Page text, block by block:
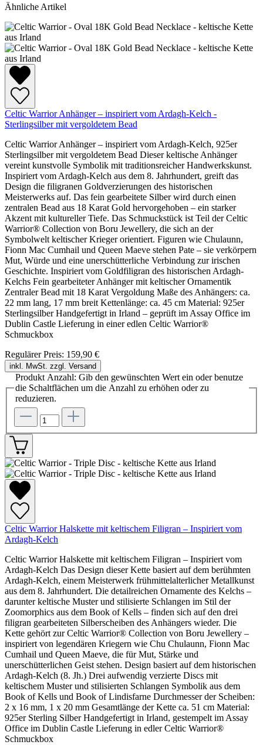
Ähnliche Artikel
Celtic Warrior Anhänger – inspiriert vom Ardagh-Kelch -
Sterlingsilber mit vergoldetem Bead
Celtic Warrior Anhänger – inspiriert vom Ardagh-Kelch, 925er
Sterlingsilber mit vergoldetem Bead Dieser keltische Anhänger
vereint kunstvolle Symbolik mit traditionsreicher Handwerkskunst.
Inspiriert vom Ardagh-Kelch aus dem 8. Jahrhundert, greift das
Design die filigranen Goldverzierungen des historischen
Meisterwerks auf. Das fein gearbeitete Silber wird durch einen
zentralen Bead aus 18 Karat Gold hervorgehoben – ein starker
Akzent mit kultureller Tiefe. Das Schmuckstück ist Teil der Celtic
Warrior® Collection von Boru Jewellery, die sich an der
Symbolwelt keltischer Krieger orientiert. Figuren wie Chulaunn,
Fionn Mac Cumhail und Queen Maeve stehen Pate – sie verkörpern
Mut, Würde und eine unerschütterliche Verbindung zur irischen
Geschichte. Inspiriert vom Goldfiligran des historischen Ardagh-
Kelchs Fein gearbeiteter Anhänger mit keltischer Ornamentik
Zentraler Bead mit 18 Karat Vergoldung Maße des Anhängers: ca.
22 mm lang, 17 mm breit Kettenlänge: ca. 45 cm Material: 925er
Sterlingsilber Handgefertigt in Irland – geprüft im Assay Office im
Dublin Castle Lieferung in einer edlen Celtic Warrior®
Schmuckbox
Regulärer Preis: 159,90 €
inkl. MwSt. zzgl. Versand
Produkt Anzahl: Gib den gewünschten Wert ein oder benutze
die Schaltflächen um die Anzahl zu erhöhen oder zu
reduzieren.
Celtic Warrior Halskette mit keltischem Filigran – Inspiriert vom
Ardagh-Kelch
Celtic Warrior Halskette mit keltischem Filigran – Inspiriert vom
Ardagh-Kelch Das Design dieser Kette basiert auf dem berühmten
Ardagh-Kelch, einem Meisterwerk frühmittelalterlicher Metallkunst
aus dem 8. Jahrhundert. Die detailreichen Ornamente des Kelchs –
darunter keltische Muster und stilisierte Schlangen im Stil der
Zoomorphics aus dem Book of Kells – finden sich auf den drei
filigran gearbeiteten Silberscheiben des Anhängers wieder. Die
Kette gehört zur Celtic Warrior® Collection von Boru Jewellery –
inspiriert von legendären Kriegern wie Chu Chulaunn, Fionn Mac
Cumhail und Queen Maeve, die für Mut, Stärke und
unerschütterlichen Geist stehen. Design basiert auf dem historischen
Ardagh-Kelch (8. Jh.) Drei aufwendig verzierte Discs mit
keltischem Muster und stilisierten Schlangen Symbolik aus dem
Book of Kells und Book of Lindisfarne Durchmesser der Scheiben:
2 x 16 mm, 1 x 20 mm Gesamtlänge der Kette ca. 51 cm Material:
925er Sterling Silber Handgefertigt in Irland, gestempelt im Assay
Office im Dublin Castle Lieferung in edler Celtic Warrior®
Schmuckbox